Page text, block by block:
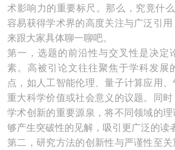
术影响力的重要标尺。那么，究竟什
容易获得学术界的高度关注与广泛引
来跟大家具体聊一聊吧。
第一，选题的前沿性与交叉性是决定
素。高被引论文往往聚焦于学科发展
点，如人工智能伦理、量子计算应用
重大科学价值或社会意义的议题。同
学术创新的重要源泉，将不同领域的
够产生突破性的见解，吸引更广泛的读
第二，研究方法的创新性与严谨性至